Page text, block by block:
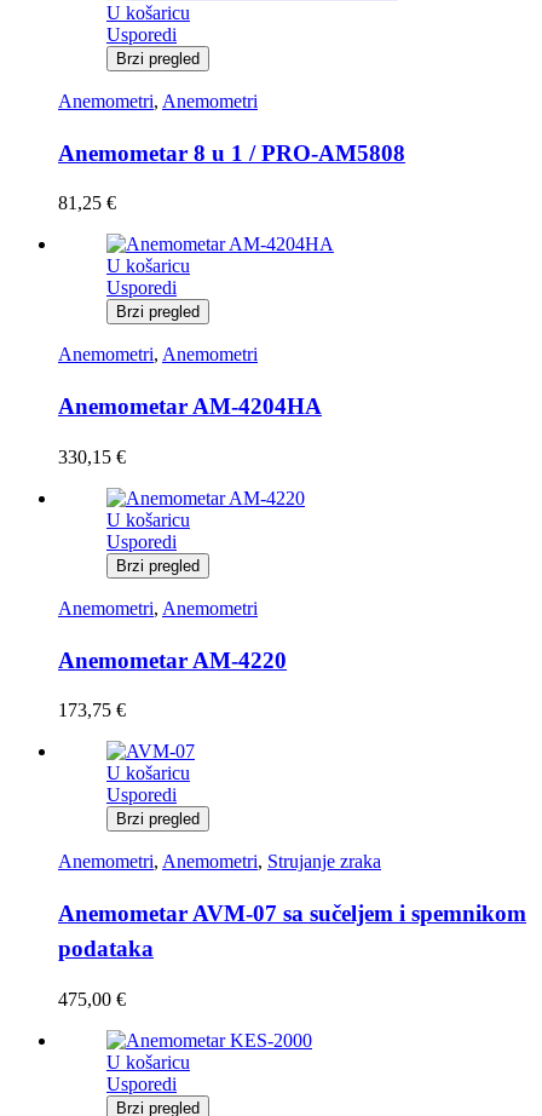
U košaricu
Usporedi
Brzi pregled
Anemometri, Anemometri
Anemometar 8 u 1 / PRO-AM5808
81,25 €
U košaricu
Usporedi
Brzi pregled
Anemometri, Anemometri
Anemometar AM-4204HA
330,15 €
U košaricu
Usporedi
Brzi pregled
Anemometri, Anemometri
Anemometar AM-4220
173,75 €
U košaricu
Usporedi
Brzi pregled
Anemometri, Anemometri, Strujanje zraka
Anemometar AVM-07 sa sučeljem i spemnikom
podataka
475,00 €
U košaricu
Usporedi
Brzi pregled